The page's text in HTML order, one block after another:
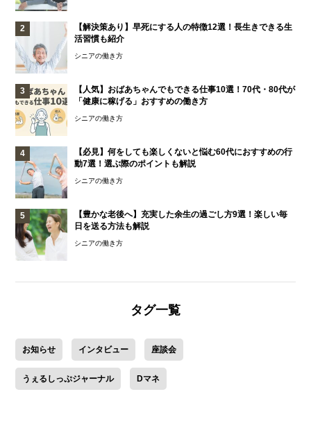
【解決策あり】早死にする人の特徴12選！長生きできる生
活習慣も紹介
シニアの働き方
【人気】おばあちゃんでもできる仕事10選！70代・80代が
「健康に稼げる」おすすめの働き方
シニアの働き方
【必見】何をしても楽しくないと悩む60代におすすめの行
動7選！選ぶ際のポイントも解説
シニアの働き方
【豊かな老後へ】充実した余生の過ごし方9選！楽しい毎
日を送る方法も解説
シニアの働き方
タグ一覧
お知らせ インタビュー 座談会
うぇるしっぷジャーナル Dマネ